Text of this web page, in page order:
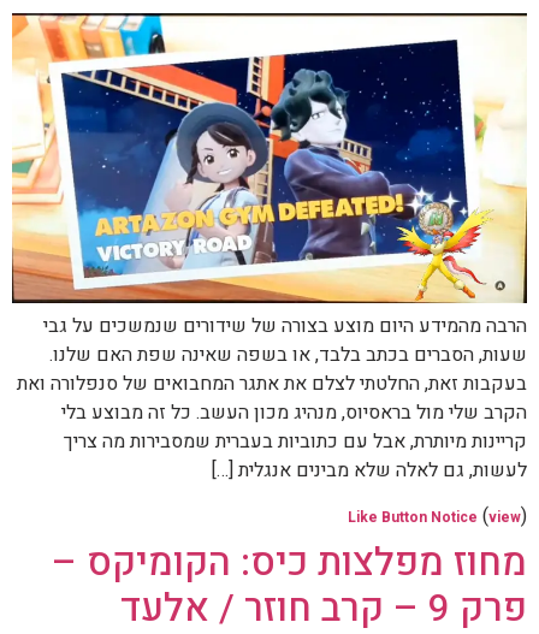
הרבה מהמידע היום מוצע בצורה של שידורים שנמשכים על גבי
שעות, הסברים בכתב בלבד, או בשפה שאינה שפת האם שלנו.
בעקבות זאת, החלטתי לצלם את אתגר המחבואים של סנפלורה ואת
הקרב שלי מול בראסיוס, מנהיג מכון העשב. כל זה מבוצע בלי
קריינות מיותרת, אבל עם כתוביות בעברית שמסבירות מה צריך
לעשות, גם לאלה שלא מבינים אנגלית […]
Like Button Notice (view)
מחוז מפלצות כיס: הקומיקס –
פרק 9 – קרב חוזר / אלעד